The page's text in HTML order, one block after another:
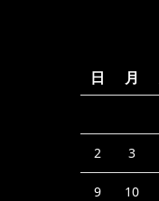
日
月
2 3
9 10